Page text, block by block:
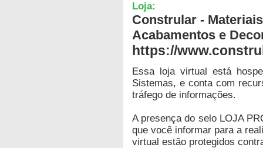
Loja:
Constrular -
Acabamentos e
https://
Essa loja virtual está
Sistemas, e conta com
tráfego de informações.
A presença do selo LOJA
que você informar para a
virtual estão protegidos